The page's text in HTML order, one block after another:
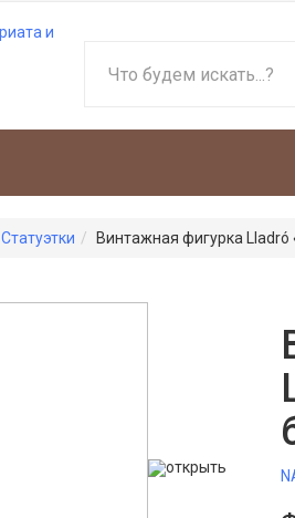
Статуэтки Винтажная фигурка Lladró
открыть